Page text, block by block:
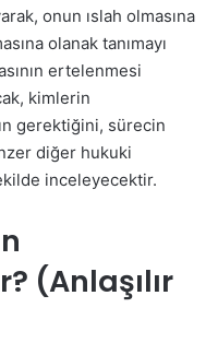
onun ıslah olmasına
olanak tanımayı
ertelenmesi
kimlerin
gerektiğini, sürecin
diğer hukuki
inceleyecektir.
(Anlaşılır